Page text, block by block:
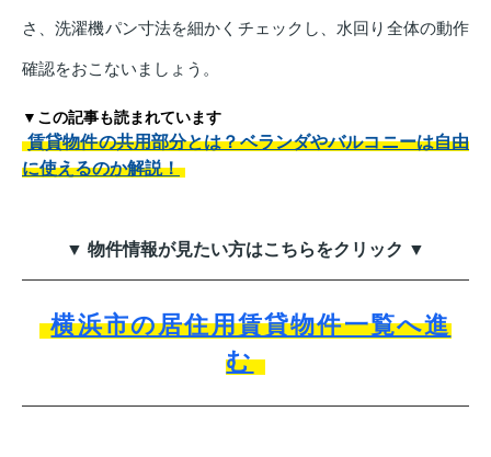
さ、洗濯機パン寸法を細かくチェックし、水回り全体の動作
確認をおこないましょう。
▼この記事も読まれています
賃貸物件の共用部分とは？ベランダやバルコニーは自由
に使えるのか解説！
▼ 物件情報が見たい方はこちらをクリック ▼
横浜市の居住用賃貸物件一覧へ進
む